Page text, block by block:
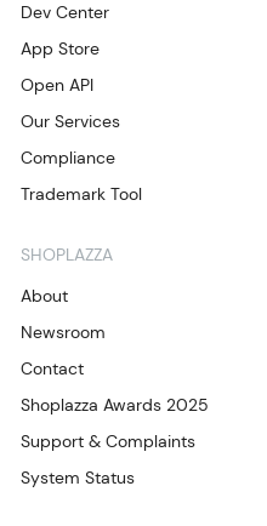
Dev Center
App Store
Open API
Our Services
Compliance
Trademark Tool
SHOPLAZZA
About
Newsroom
Contact
Shoplazza Awards 2025
Support & Complaints
System Status